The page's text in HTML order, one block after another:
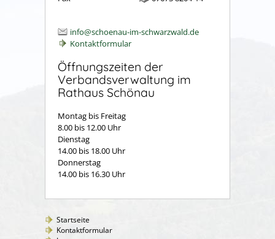
info@schoenau-im-schwarzwald.de
Kontaktformular
Öffnungszeiten der
Verbandsverwaltung im
Rathaus Schönau
Montag bis Freitag
8.00 bis 12.00 Uhr
Dienstag
14.00 bis 18.00 Uhr
Donnerstag
14.00 bis 16.30 Uhr
Startseite
Kontaktformular